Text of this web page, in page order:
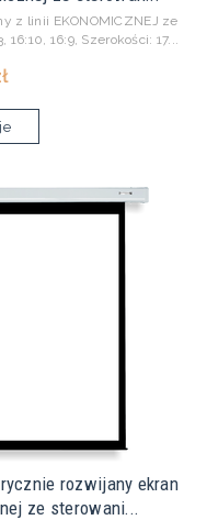
z linii EKONOMICZNEJ ze
16:9, Szerokości: 17...
rozwijany ekran
ze sterowani...